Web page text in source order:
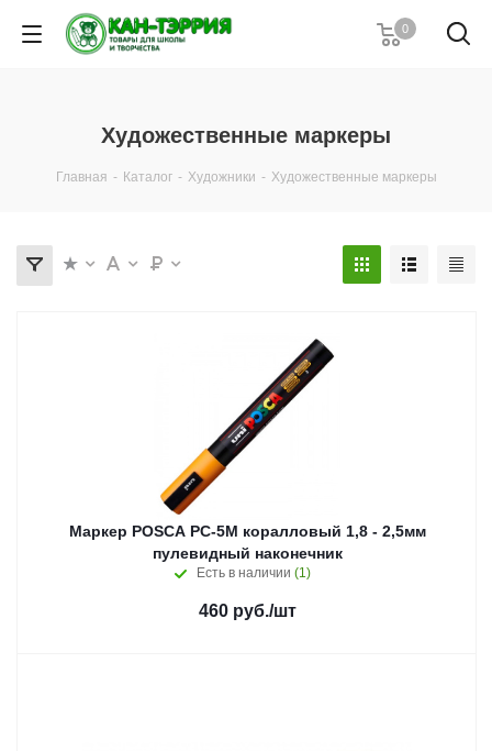
0
Художественные маркеры
Главная - Каталог - Художники - Художественные маркеры
Маркер POSCA PC-5M коралловый 1,8 - 2,5мм
пулевидный наконечник
Есть в наличии (1)
460руб./шт